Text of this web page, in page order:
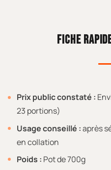
FICHE
Prix public constaté :
23 portions)
Usage conseillé :après
en collation
Poids : Pot de 700g